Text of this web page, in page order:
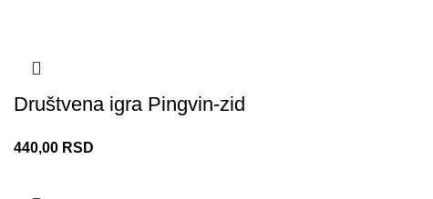
Društvena igra Pingvin-zid
440,00 RSD